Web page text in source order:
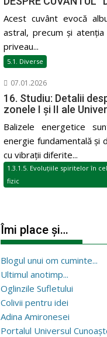
Acest cuvânt evocă
astral, precum și
priveau...
5.1. Diverse
07.01.2026
16. Studiu: Detalii
zonele I și II ale
Balizele energetice
energie fundamentală și
cu vibrații diferite...
1.3.1.5. Evoluțiile spiritelor în
fizic
Îmi place și…
Blogul unui om cuminte...
Ultimul anotimp...
Oglinzile Sufletului
Colivii pentru idei
Adina Amironesei
Portalul Universul